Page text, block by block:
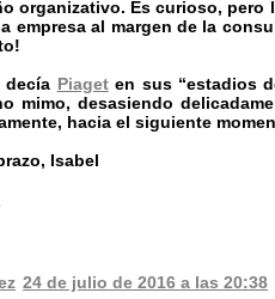
organizativo. Es curioso, pero
empresa al margen de la
decía Piageten sus “estadios
mimo, desasiendo
hacia el siguiente
Isabel
24 de julio de 2016 a las 20:38